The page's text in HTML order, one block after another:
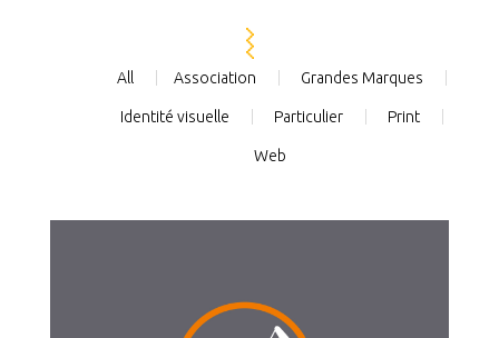
All Association Grandes Marques
Identité visuelle Particulier Print
Web